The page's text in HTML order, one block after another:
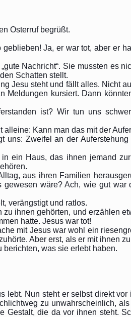
Osterruf begrüßt.
Ja, er war tot, aber er
Nachricht“. Sie mussten es
Schatten stellt.
Jesu steht und fällt alles. Nicht
kursiert. Dann
ist? Wir tun uns
Kann man das mit der
uns: Zweifel an der
ein Haus, das ihnen jemand
aus ihren Familien
wäre? Ach, wie gut
verängstigt und ratlos.
ihnen gehörten, und erzählen
hatte. Jesus war tot!
mit Jesus war wohl ein
Aber erst, als er mit ihnen
was sie erlebt haben.
lebt. Nun steht er selbst direkt
zu unwahrscheinlich,
Gestalt, die da vor ihnen steht.